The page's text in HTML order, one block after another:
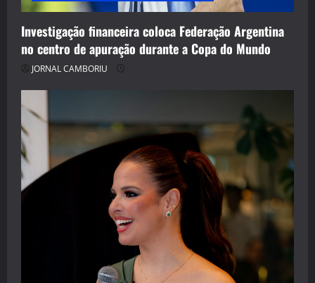
Investigação financeira coloca Federação Argentina
no centro de apuração durante a Copa do Mundo
JORNAL CAMBORIU